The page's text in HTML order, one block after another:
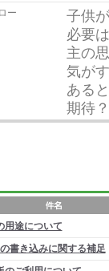
ー
子供
必要
主の
気が
ある
期待
用途について
書き込みに関する補足